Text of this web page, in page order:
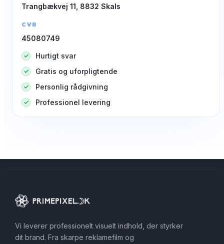
Trangbækvej 11, 8832 Skals
CVR
45080749
Hurtigt svar
Gratis og uforpligtende
Personlig rådgivning
Professionel levering
Vi leverer professionelt visuelt indhold, der styrker
dit brand. Fra skarpe reklamefilm og